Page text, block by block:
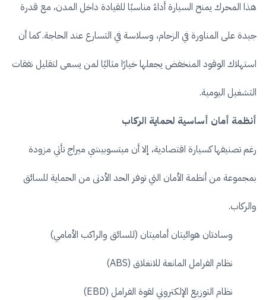
هذا المحرك يمنح السيارة أداءً مناسبًا للقيادة داخل المدن، مع قدرة
جيدة على المناورة في الزحام، وسلاسة في التسارع عند الحاجة. كما أن
استهلاك الوقود المنخفض يجعلها خيارًا مثاليًا لمن يسعى لتقليل نفقات
التشغيل اليومية.
أنظمة أمان أساسية لحماية الركاب
رغم تصنيفها كسيارة اقتصادية، إلا أن ميتسوبيشي ميراج تأتي مزودة
بمجموعة من أنظمة الأمان التي توفر الحد الأدنى من الحماية للسائق
والركاب.
وسادتان هوائيتان أماميتان (للسائق والراكب الأمامي)
نظام الفرامل المانعة للانغلاق (ABS)
نظام التوزيع الإلكتروني لقوة الفرامل (EBD)